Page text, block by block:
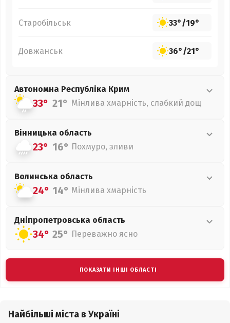
Старобільськ 33°/19°
Довжанськ 36°/21°
Автономна Республіка Крим
33° 21° Мінлива хмарність, слабкий дощ
Вінницька область
23° 16° Похмуро, зливи
Волинська область
24° 14° Мінлива хмарність
Дніпропетровська область
34° 25° Переважно ясно
ПОКАЗАТИ ІНШІ ОБЛАСТІ
Найбільші міста в Україні